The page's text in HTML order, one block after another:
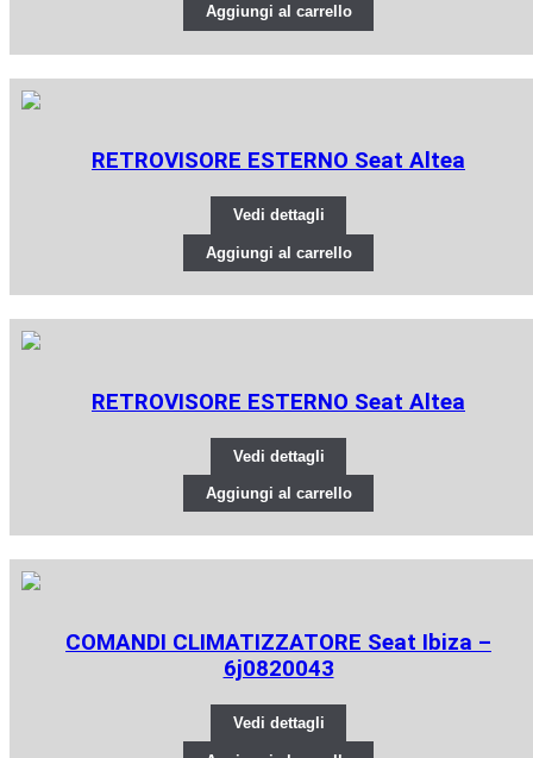
Aggiungi al carrello
RETROVISORE ESTERNO Seat Altea
Vedi dettagli
Aggiungi al carrello
RETROVISORE ESTERNO Seat Altea
Vedi dettagli
Aggiungi al carrello
COMANDI CLIMATIZZATORE Seat Ibiza –
6j0820043
Vedi dettagli